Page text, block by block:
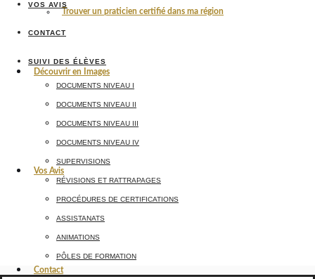
Trouver un praticien certifié dans ma région
Découvrir en Images
Vos Avis
Contact
VOS AVIS
CONTACT
SUIVI DES ÉLÈVES
DOCUMENTS NIVEAU I
DOCUMENTS NIVEAU II
DOCUMENTS NIVEAU III
DOCUMENTS NIVEAU IV
SUPERVISIONS
RÉVISIONS ET RATTRAPAGES
PROCÉDURES DE CERTIFICATIONS
ASSISTANATS
ANIMATIONS
PÔLES DE FORMATION